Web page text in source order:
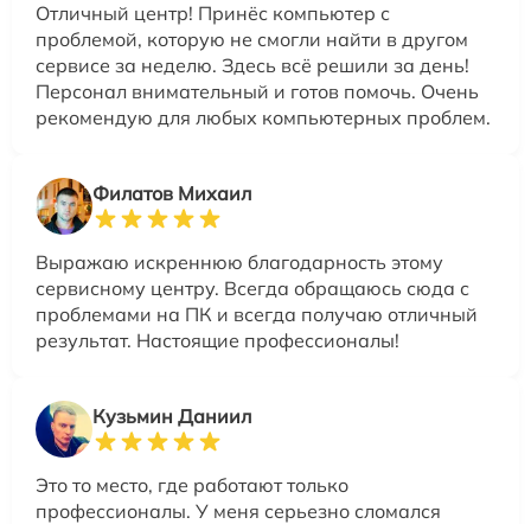
Отличный центр! Принёс компьютер с
проблемой, которую не смогли найти в другом
сервисе за неделю. Здесь всё решили за день!
Персонал внимательный и готов помочь. Очень
рекомендую для любых компьютерных проблем.
Филатов Михаил
Выражаю искреннюю благодарность этому
сервисному центру. Всегда обращаюсь сюда с
проблемами на ПК и всегда получаю отличный
результат. Настоящие профессионалы!
Кузьмин Даниил
Это то место, где работают только
профессионалы. У меня серьезно сломался